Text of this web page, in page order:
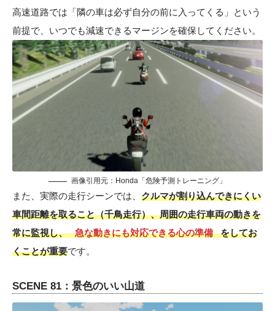
高速道路では「隣の車は必ず自分の前に入ってくる」という
前提で、いつでも減速できるマージンを確保してください。
画像引用元：Honda「危険予測トレーニング」
また、実際の走行シーンでは、 クルマが割り込んできにくい
車間距離を取ること（千鳥走行）、周囲の走行車両の動きを
常に監視し、
急な動きにも対応できる心の準備
をしてお
くことが重要です。
SCENE 81：景色のいい山道